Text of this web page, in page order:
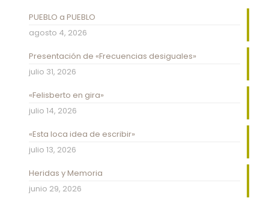
PUEBLO a PUEBLO
agosto 4, 2026
Presentación de «Frecuencias desiguales»
julio 31, 2026
«Felisberto en gira»
julio 14, 2026
«Esta loca idea de escribir»
julio 13, 2026
Heridas y Memoria
junio 29, 2026